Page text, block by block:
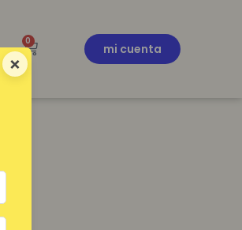
×
0
mi cuenta